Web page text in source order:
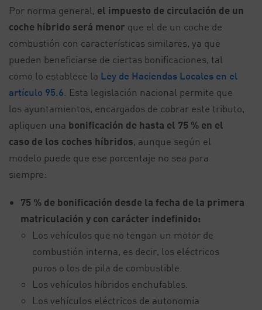
Por norma general, el impuesto de circulación de un
coche híbrido será menor que el de un coche de
combustión con características similares, ya que
pueden beneficiarse de ciertas bonificaciones, tal
como lo establece la Ley de Haciendas Locales en el
artículo 95.6 . Esta legislación nacional permite que
los ayuntamientos, encargados de cobrar este tributo,
apliquen una bonificación de hasta el 75 % en el
caso de los coches híbridos, aunque según el
modelo puede que ese porcentaje no sea para
siempre:
75 % de bonificación desde la fecha de la primera
matriculación y con carácter indefinido:
Los vehículos que no tengan un motor de
combustión interna, es decir, los eléctricos
puros o los de pila de combustible.
Los vehículos híbridos enchufables.
Los vehículos eléctricos de autonomía